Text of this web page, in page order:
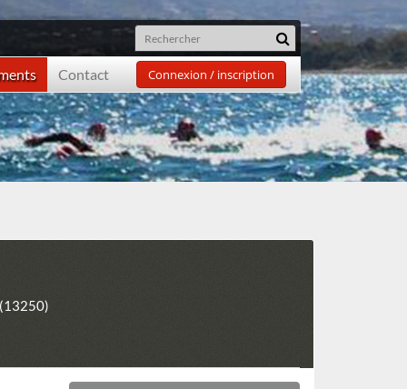
Contact Connexion / inscription